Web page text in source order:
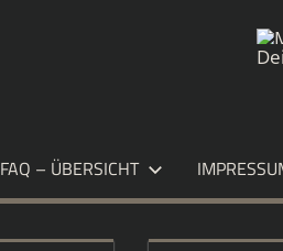
FAQ – ÜBERSICHT